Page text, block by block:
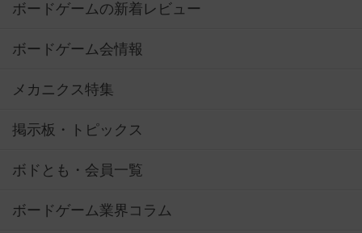
ボードゲームの新着レビュー
ボードゲーム会情報
メカニクス特集
掲示板・トピックス
ボドとも・会員一覧
ボードゲーム業界コラム